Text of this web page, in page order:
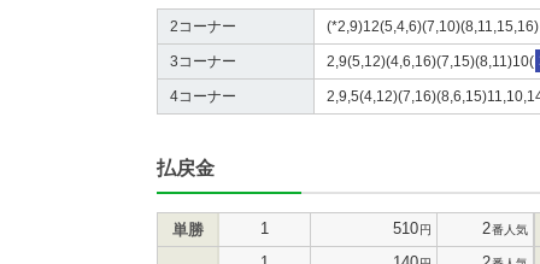
2コーナー (*2,9)12(5,4,6)(7,10)(8,11,15,16)
3コーナー 2,9(5,12)(4,6,16)(7,15)(8,11)10(
4コーナー
払戻金
単勝 1 510円 2番人気